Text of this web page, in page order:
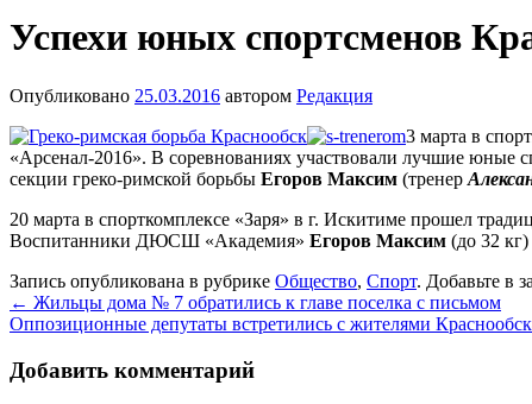
Успехи юных спортсменов
Опубликовано 25.03.2016 автором Редакция
3 марта в
«Арсенал-2016». В соревнованиях участвовали лучшие юные
секции греко-римской борьбы Егоров Максим (тренер
20 марта в спорткомплексе «Заря» в г. Искитиме прошел
Воспитанники ДЮСШ «Академия» Егоров Максим (до 32 кг)
Запись опубликована в рубрике Общество, Спорт. Добавьте в
← Жильцы дома № 7 обратились к главе поселка с письмом
Оппозиционные депутаты встретились с жителями
Добавить комментарий